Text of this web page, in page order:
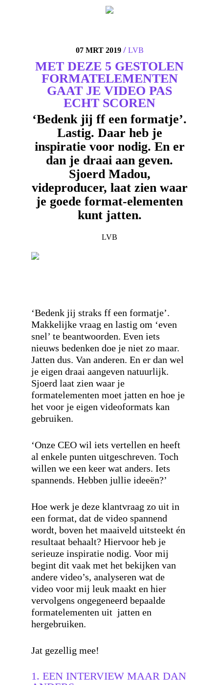
07 MRT 2019/ LVB
MET DEZE 5 GESTOLEN
FORMATELEMENTEN
GAAT JE VIDEO PAS
ECHT SCOREN
‘Bedenk jij ff een formatje’.
Lastig. Daar heb je
inspiratie voor nodig. En er
dan je draai aan geven.
Sjoerd Madou,
videproducer, laat zien waar
je goede format-elementen
kunt jatten.
LVB
‘Bedenk jij straks ff een formatje’.
Makkelijke vraag en lastig om ‘even
snel’ te beantwoorden. Even iets
nieuws bedenken doe je niet zo maar.
Jatten dus. Van anderen. En er dan wel
je eigen draai aangeven natuurlijk.
Sjoerd laat zien waar je
formatelementen moet jatten en hoe je
het voor je eigen videoformats kan
gebruiken.
‘Onze CEO wil iets vertellen en heeft
al enkele punten uitgeschreven. Toch
willen we een keer wat anders. Iets
spannends. Hebben jullie ideeën?’
Hoe werk je deze klantvraag zo uit in
een format, dat de video spannend
wordt, boven het maaiveld uitsteekt én
resultaat behaalt? Hiervoor heb je
serieuze inspiratie nodig. Voor mij
begint dit vaak met het bekijken van
andere video’s, analyseren wat de
video voor mij leuk maakt en hier
vervolgens ongegeneerd bepaalde
formatelementen uit jatten en
hergebruiken.
Jat gezellig mee!
1. EEN INTERVIEW MAAR DAN